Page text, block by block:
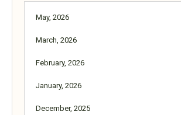
May, 2026
March, 2026
February, 2026
January, 2026
December, 2025